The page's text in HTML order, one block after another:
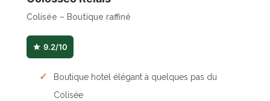
Colisée – Boutique raffiné
9.2/10
Boutique hotel élégant à quelques pas du
Colisée